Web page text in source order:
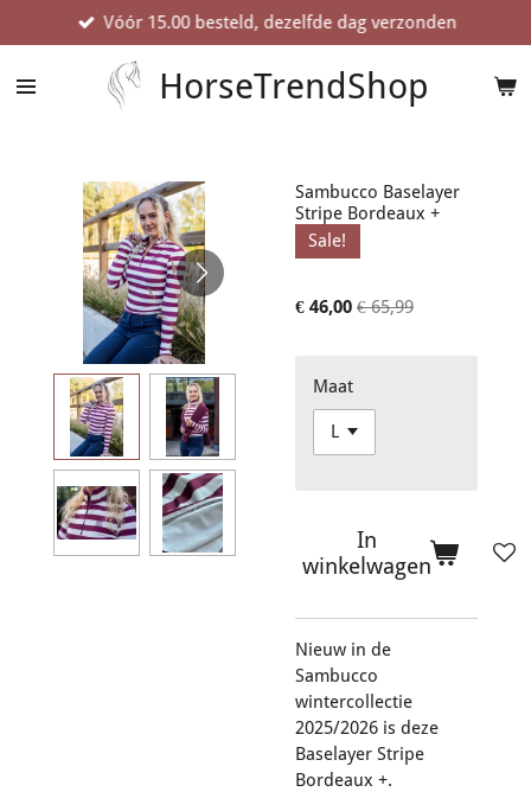
direct
naar
HorseTrendShop
Vóór 15.00 besteld, dezelfde dag verzonden
Sambucco Baselayer
Stripe Bordeaux +
Sale!
€ 46,00 € 65,99
Maat
In
winkelwagen
Nieuw in de
Sambucco
wintercollectie
2025/2026 is deze
Baselayer Stripe
Bordeaux +.